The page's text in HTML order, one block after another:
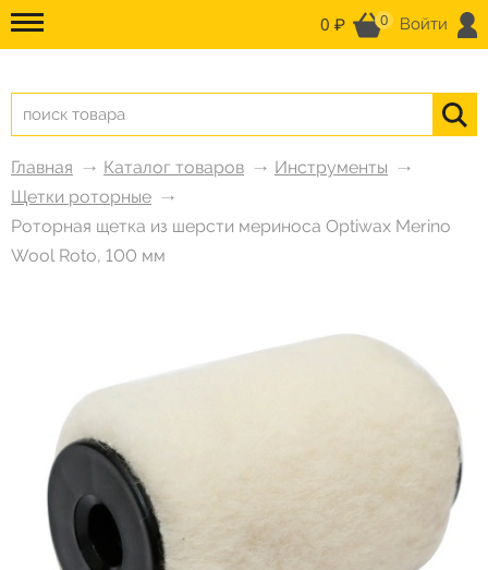
0 ₽ 0 Войти
Главная Каталог товаров
Инструменты
Щетки роторные
Роторная щетка из шерсти мериноса Optiwax Merino
Wool Roto, 100 мм